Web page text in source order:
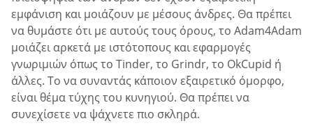
εμφάνιση και μοιάζουν με μέσους άνδρες. Θα πρέπει
να θυμάστε ότι με αυτούς τους όρους, το Adam4Adam
μοιάζει αρκετά με ιστότοπους και εφαρμογές
γνωριμιών όπως το Tinder, το Grindr, το OkCupid ή
άλλες. Το να συναντάς κάποιον εξαιρετικό όμορφο,
είναι θέμα τύχης του κυνηγιού. Θα πρέπει να
συνεχίσετε να ψάχνετε πιο σκληρά.